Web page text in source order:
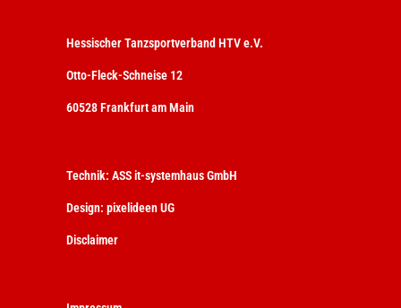
Hessischer Tanzsportverband HTV e.V.
Otto-Fleck-Schneise 12
60528 Frankfurt am Main
Technik: ASS it-systemhaus GmbH
Design: pixelideen UG
Disclaimer